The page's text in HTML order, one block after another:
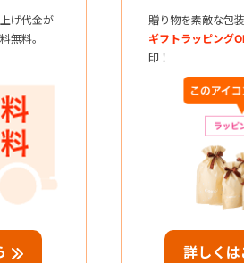
げ代金が
無料。
贈り物を素敵な包
ギフトラッピング
印！
詳しくは